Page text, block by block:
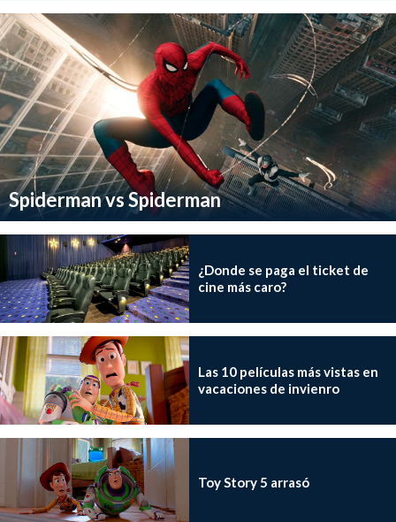
Spiderman vs Spiderman
¿Donde se paga el ticket de
cine más caro?
Las 10 películas más vistas en
vacaciones de invienro
Toy Story 5 arrasó